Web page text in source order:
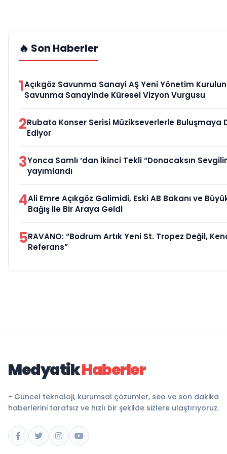
🔥 Son Haberler
1Açıkgöz Savunma Sanayi AŞ Yeni Yönetim
Savunma Sanayinde Küresel Vizyon Vurgusu
2Rubato Konser Serisi Müzikseverlerle Buluşmaya
Ediyor
3Yonca Samlı ‘dan İkinci Tekli “Donacaksın
yayımlandı
4Ali Emre Açıkgöz Galimidi, Eski AB Bakanı ve
Bağış ile Bir Araya Geldi
5RAVANO: “Bodrum Artık Yeni St. Tropez Değil,
Referans”
MedyatikHaberler
- Güncel teknoloji, kurumsal çözümler, seo ve son dakika
haberlerini tarafsız ve hızlı bir şekilde sizlere ulaştırıyoruz.